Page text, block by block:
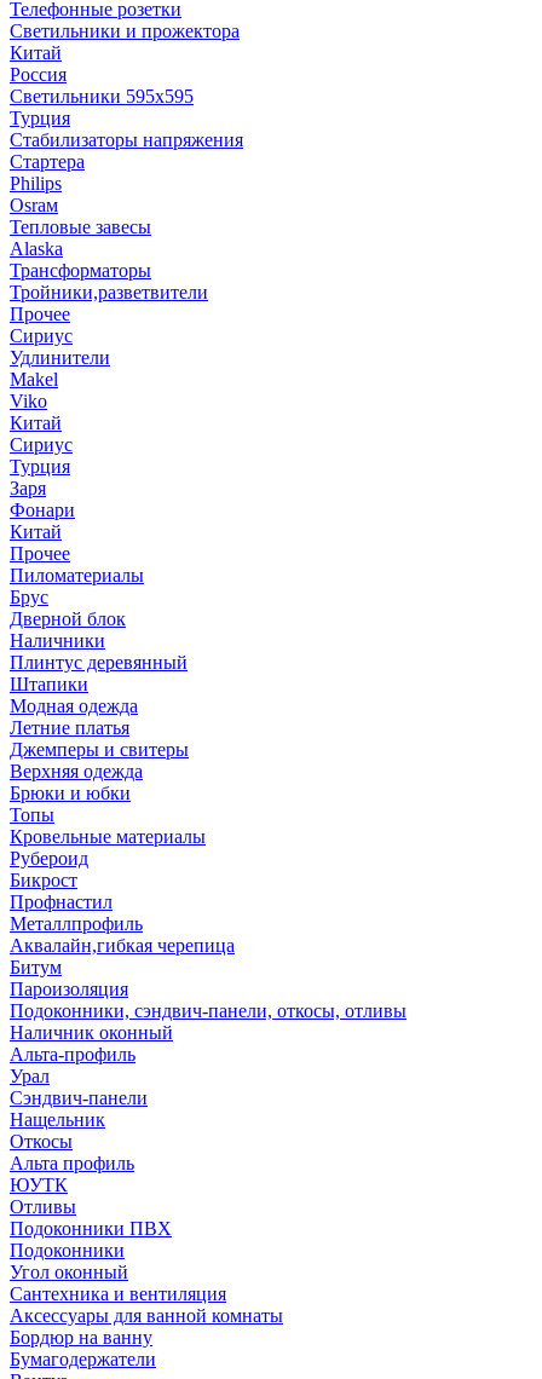
Телефонные розетки
Светильники и прожектора
Китай
Россия
Светильники 595х595
Турция
Стабилизаторы напряжения
Стартера
Philips
Оsrам
Тепловые завесы
Alaska
Трансформаторы
Тройники,разветвители
Прочее
Сириус
Удлинители
Makel
Viko
Китай
Сириус
Турция
Заря
Фонари
Китай
Прочее
Пиломатериалы
Брус
Дверной блок
Наличники
Плинтус деревянный
Штапики
Модная одежда
Летние платья
Джемперы и свитеры
Верхняя одежда
Брюки и юбки
Топы
Кровельные материалы
Рубероид
Бикрост
Профнастил
Металлпрофиль
Аквалайн,гибкая черепица
Битум
Пароизоляция
Подоконники, сэндвич-панели, откосы, отливы
Наличник оконный
Альта-профиль
Урал
Сэндвич-панели
Нащельник
Откосы
Альта профиль
ЮУТК
Отливы
Подоконники ПВХ
Подоконники
Угол оконный
Сантехника и вентиляция
Аксессуары для ванной комнаты
Бордюр на ванну
Бумагодержатели